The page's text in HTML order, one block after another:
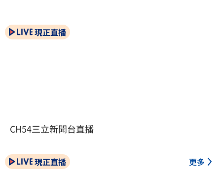
現正直播
CH54三立新聞台直播
現正直播 更多